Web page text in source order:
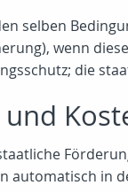
selben
wenn
die
automatisch in